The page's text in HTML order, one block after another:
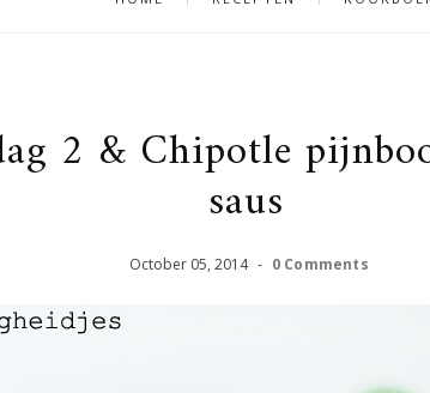
2 & Chipotle
saus
October 05, 2014 - 0 Comments